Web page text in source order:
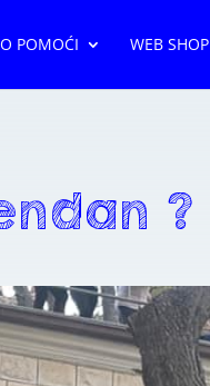
POMOĆI WEB SHOP
?